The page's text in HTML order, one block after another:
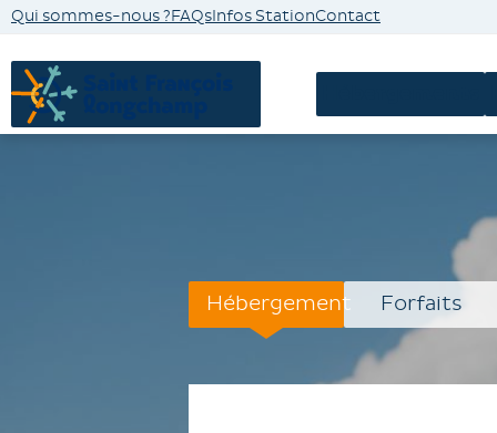
Qui sommes-nous ?FAQsInfos StationContact
Hébergement Forfaits